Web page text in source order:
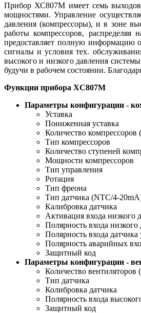
Прибор ХС807М имеет семь выходов
мощностями. Управление
давления (компрессоры), и в зоне
работы компрессоров,
предоставляет полную информацию
сигналы и условия тех.
высокого и низкого давления
будучи в рабочем состоянии.
Функции прибора XС807М
Параметры конфигурации -
Уставка
Пониженная уставка
Количество компрессоров
Тип компрессоров
Количество ступеней
Мощности компрессоров
Тип управления
Ротация
Тип фреона
Тип датчика (NTC/4-
Калибровка датчика
Активация входа низкого
Полярность входа низкого
Полярность входа
Полярность аварийных
Защитный код
Параметры конфигурации -
Количество вентиляторов
Тип датчика
Колибровка датчика
Полярность входа
Защитный код